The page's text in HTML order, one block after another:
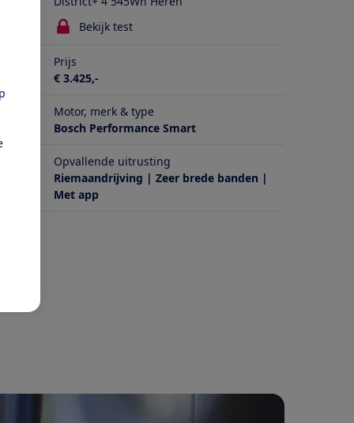
Bekijk test
Prijs
€ 3.425,-
Motor, merk & type
Bosch Performance Smart
Opvallende uitrusting
Riemaandrijving | Zeer brede banden |
Met app